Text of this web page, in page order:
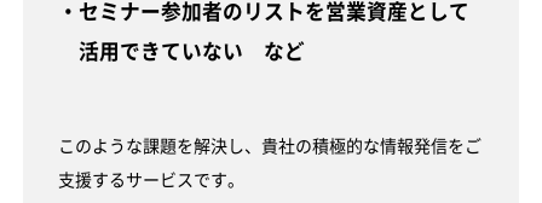
・セミナー参加者のリストを営業資産として
活用できていない など
このような課題を解決し、貴社の積極的な情報発信をご
支援するサービスです。